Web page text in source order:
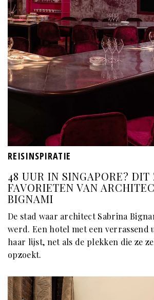
REISINSPIRATIE
48 UUR IN SINGAPORE? DIT
FAVORIETEN VAN
BIGNAMI
De stad waar architect Sabrina
werd. Een hotel met een verrassend
haar lijst, net als de plekken die ze
opzoekt.